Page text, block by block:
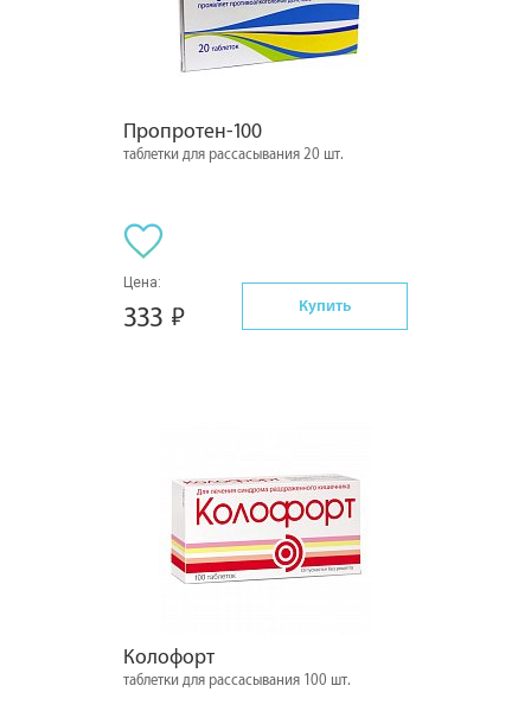
Пропротен-100
таблетки для рассасывания 20 шт.
Цена:
333 Купить
Колофорт
таблетки для рассасывания 100 шт.